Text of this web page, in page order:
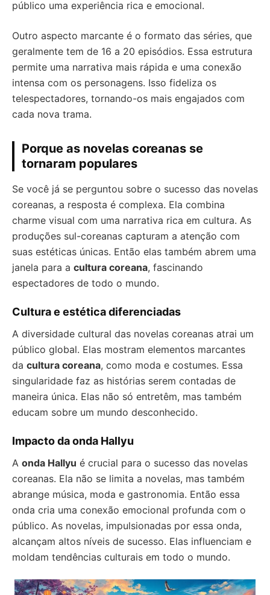
público uma experiência rica e emocional.
Outro aspecto marcante é o formato das séries, que
geralmente tem de 16 a 20 episódios. Essa estrutura
permite uma narrativa mais rápida e uma conexão
intensa com os personagens. Isso fideliza os
telespectadores, tornando-os mais engajados com
cada nova trama.
Porque as novelas coreanas se
tornaram populares
Se você já se perguntou sobre o sucesso das novelas
coreanas, a resposta é complexa. Ela combina
charme visual com uma narrativa rica em cultura. As
produções sul-coreanas capturam a atenção com
suas estéticas únicas. Então elas também abrem uma
janela para a cultura coreana, fascinando
espectadores de todo o mundo.
Cultura e estética diferenciadas
A diversidade cultural das novelas coreanas atrai um
público global. Elas mostram elementos marcantes
da cultura coreana, como moda e costumes. Essa
singularidade faz as histórias serem contadas de
maneira única. Elas não só entretêm, mas também
educam sobre um mundo desconhecido.
Impacto da onda Hallyu
A onda Hallyu é crucial para o sucesso das novelas
coreanas. Ela não se limita a novelas, mas também
abrange música, moda e gastronomia. Então essa
onda cria uma conexão emocional profunda com o
público. As novelas, impulsionadas por essa onda,
alcançam altos níveis de sucesso. Elas influenciam e
moldam tendências culturais em todo o mundo.